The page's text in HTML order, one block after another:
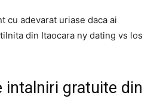
cu adevarat uriase daca ai
din Itaocara ny dating vs los
intalniri gratuite din